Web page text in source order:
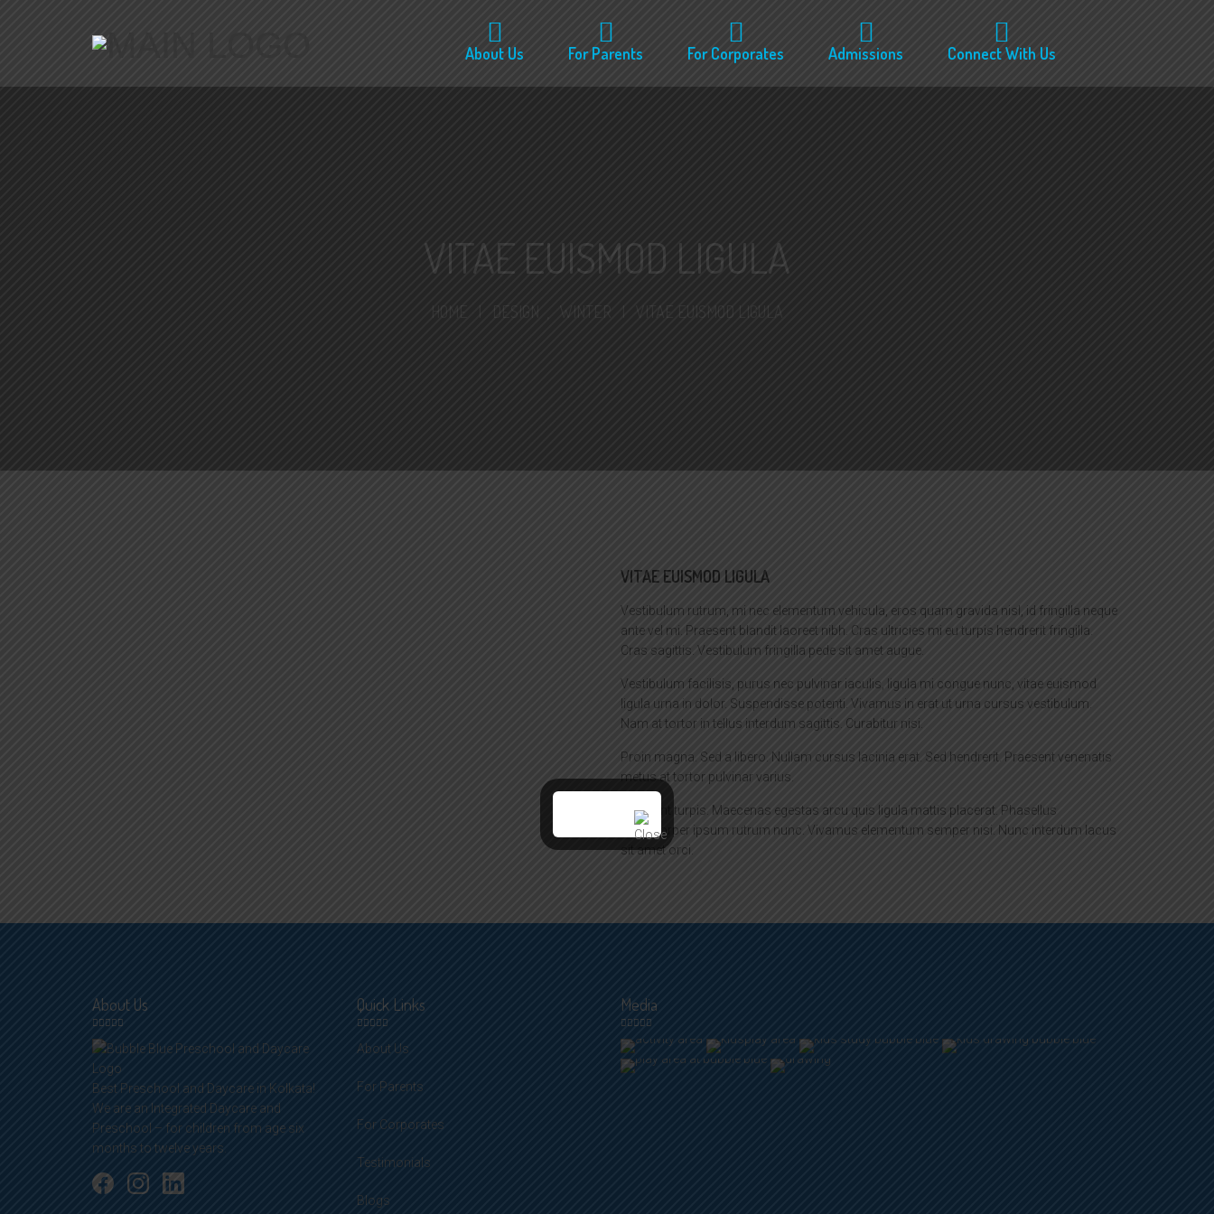
About Us For Parents For Corporates Admissions Connect With Us
VITAE EUISMOD LIGULA
HOME DESIGN WINTER | VITAE EUISMOD LIGULA
VITAE EUISMOD LIGULA
Vestibulum rutrum, mi nec elementum vehicula, eros quam gravida nisl, id fringilla neque
ante vel mi. Praesent blandit laoreet nibh. Cras ultricies mi eu turpis hendrerit fringilla.
Cras sagittis. Vestibulum fringilla pede sit amet augue.
Vestibulum facilisis, purus nec pulvinar iaculis, ligula mi congue nunc, vitae euismod
ligula urna in dolor. Suspendisse potenti. Vivamus in erat ut urna cursus vestibulum.
Nam at tortor in tellus interdum sagittis. Curabitur nisi.
Proin magna. Sed a libero. Nullam cursus lacinia erat. Sed hendrerit. Praesent venenatis
metus at tortor pulvinar varius.
Praesent turpis. Maecenas egestas arcu quis ligula mattis placerat. Phasellus
ullamcorper ipsum rutrum nunc. Vivamus elementum semper nisi. Nunc interdum lacus
sit amet orci.
About Us
Best Preschool and Daycare in Kolkata!
We are an Integrated Daycare and
Preschool – for children from age six
months to twelve years.
Quick Links
About Us
For Parents
For Corporates
Testimonials
Blogs
Media